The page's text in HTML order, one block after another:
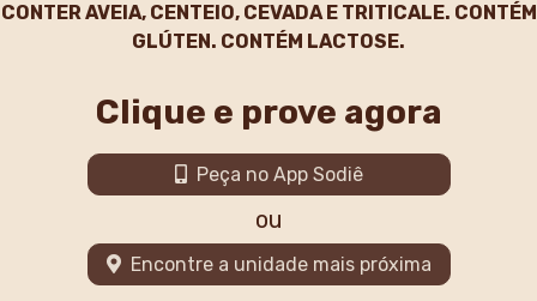
CONTER AVEIA, CENTEIO, CEVADA E TRITICALE. CONTÉM
GLÚTEN. CONTÉM LACTOSE.
Clique e prove agora
Peça no App Sodiê
ou
Encontre a unidade mais próxima